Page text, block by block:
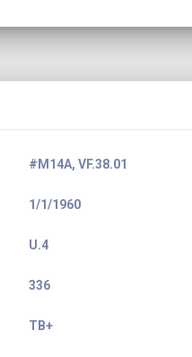
#M14A, VF.38.01
1/1/1960
U.4
336
TB+